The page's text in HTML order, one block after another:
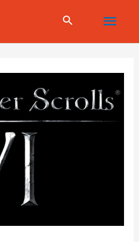
Main
Menu